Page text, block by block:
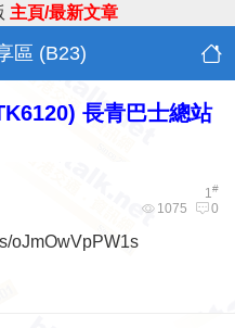
主頁/最新文章
區 (B23)
長青巴士總站
1#
1075 0
oJmOwVpPW1s